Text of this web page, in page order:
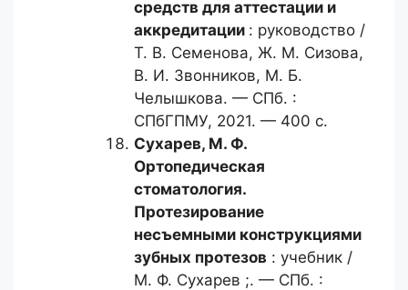
средств для аттестации и
аккредитации : руководство /
Т. В. Семенова, Ж. М. Сизова,
В. И. Звонников, М. Б.
Челышкова. — СПб. :
СПбГПМУ, 2021. — 400 с.
Сухарев, М. Ф.
Ортопедическая
стоматология.
Протезирование
несъемными конструкциями
зубных протезов : учебник /
М. Ф. Сухарев ;. — СПб. :